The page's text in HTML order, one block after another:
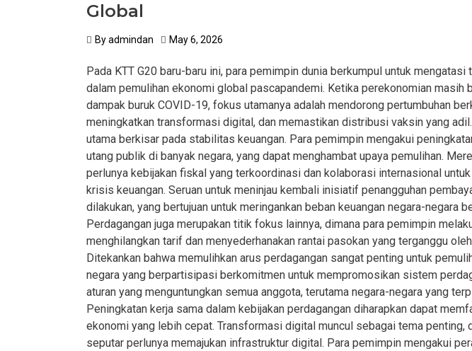
Global
Byadmindan May 6, 2026
Pada KTT G20 baru-baru ini, para pemimpin dunia berkumpul untuk mengatasi
dalam pemulihan ekonomi global pascapandemi. Ketika perekonomian masih
dampak buruk COVID-19, fokus utamanya adalah mendorong pertumbuhan
meningkatkan transformasi digital, dan memastikan distribusi vaksin yang
utama berkisar pada stabilitas keuangan. Para pemimpin mengakui
utang publik di banyak negara, yang dapat menghambat upaya pemulihan.
perlunya kebijakan fiskal yang terkoordinasi dan kolaborasi internasional
krisis keuangan. Seruan untuk meninjau kembali inisiatif penangguhan
dilakukan, yang bertujuan untuk meringankan beban keuangan negara-negara
Perdagangan juga merupakan titik fokus lainnya, dimana para pemimpin
menghilangkan tarif dan menyederhanakan rantai pasokan yang terganggu
Ditekankan bahwa memulihkan arus perdagangan sangat penting untuk
negara yang berpartisipasi berkomitmen untuk mempromosikan sistem
aturan yang menguntungkan semua anggota, terutama negara-negara yang
Peningkatan kerja sama dalam kebijakan perdagangan diharapkan dapat
ekonomi yang lebih cepat. Transformasi digital muncul sebagai tema penting,
seputar perlunya memajukan infrastruktur digital. Para pemimpin mengakui